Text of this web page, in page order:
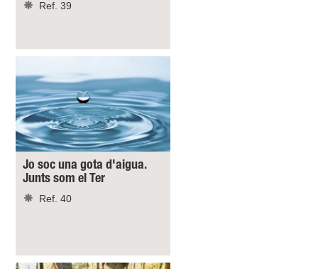
Ref. 39
Jo soc una gota d'aigua.
Junts som el Ter
Ref. 40